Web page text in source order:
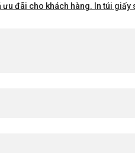
đãi cho khách hàng. In túi giấy